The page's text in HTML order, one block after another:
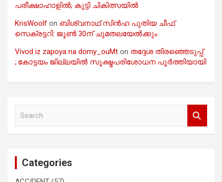
പരീക്ഷാഹാളിൽ; കുട്ടി ചികിത്സയിൽ
KrisWoolf on ബിശ്വനാഥ് സിൻഹ പുതിയ ചീഫ്
സെക്രട്ടറി: ജൂൺ 30ന് ചുമതലയേൽക്കും
Vivod iz zapoya na domy_ouMt on തദ്ദേശ തിരഞ്ഞെടുപ്പ്
;.കോട്ടയം ജില്ലയിൽ സൂക്ഷ്മപരിശോധന പൂർത്തിയായി
Categories